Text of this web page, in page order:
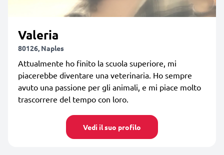
Valeria
80126, Naples
Attualmente ho finito la scuola superiore, mi
piacerebbe diventare una veterinaria. Ho sempre
avuto una passione per gli animali, e mi piace molto
trascorrere del tempo con loro.
Vedi il suo profilo